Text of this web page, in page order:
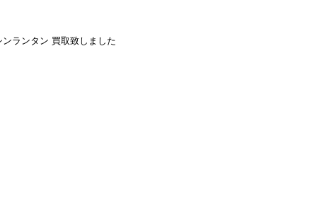
ランタン 買取致しました